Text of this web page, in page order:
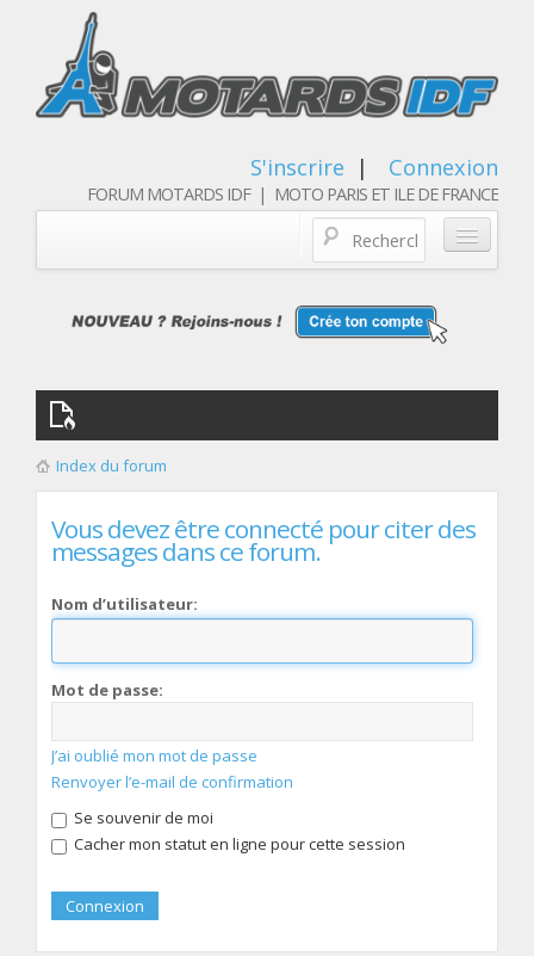
S'inscrire | Connexion
FORUM MOTARDS IDF | MOTO PARIS ET ILE DE FRANCE
Qui sommes nous
Les membres
Index du forum
Vous devez être connecté pour citer des
messages dans ce forum.
Nom d’utilisateur:
Mot de passe:
J’ai oublié mon mot de passe
Renvoyer l’e-mail de confirmation
Se souvenir de moi
Cacher mon statut en ligne pour cette session